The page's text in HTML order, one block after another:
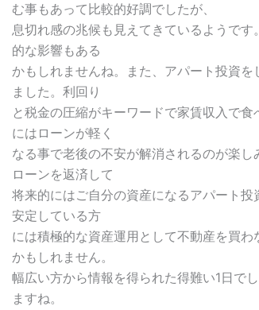
む事もあって比較的好調でしたが、
息切れ感の兆候も見えてきているようで
的な影響もある
かもしれませんね。また、アパート投資
ました。利回り
と税金の圧縮がキーワードで家賃収入で
にはローンが軽く
なる事で老後の不安が解消されるのが楽
ローンを返済して
将来的にはご自分の資産になるアパート
安定している方
には積極的な資産運用として不動産を買
かもしれません。
幅広い方から情報を得られた得難い1日で
ますね。